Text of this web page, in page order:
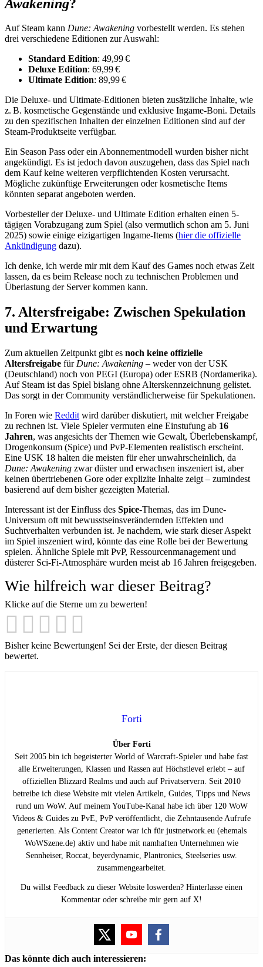
Awakening?
Auf Steam kann Dune: Awakening vorbestellt werden. Es stehen
drei verschiedene Editionen zur Auswahl:​
Standard Edition: 49,99 €
Deluxe Edition: 69,99 €
Ultimate Edition: 89,99 €​
Die Deluxe- und Ultimate-Editionen bieten zusätzliche Inhalte, wie
z. B. kosmetische Gegenstände und exklusive Ingame-Boni. Details
zu den spezifischen Inhalten der einzelnen Editionen sind auf der
Steam-Produktseite verfügbar.​
Ein Season Pass oder ein Abonnementmodell wurden bisher nicht
angekündigt. Es ist jedoch davon auszugehen, dass das Spiel nach
dem Kauf keine weiteren verpflichtenden Kosten verursacht.
Mögliche zukünftige Erweiterungen oder kosmetische Items
könnten separat angeboten werden.​
Vorbesteller der Deluxe- und Ultimate Edition erhalten einen 5-
tägigen Vorabzugang zum Spiel (also vermutlich schon am 5. Juni
2025) sowie einige eizigartigen Ingame-Items (hier die offizielle
Ankündigung dazu).
Ich denke, ich werde mir mit dem Kauf des Games noch etwas Zeit
lassen, da es beim Release noch zu technischen Problemen und
Überlastung der Server kommen kann.
7. Altersfreigabe: Zwischen Spekulation
und Erwartung
Zum aktuellen Zeitpunkt gibt es noch keine offizielle
Altersfreigabe für Dune: Awakening – weder von der USK
(Deutschland) noch von PEGI (Europa) oder ESRB (Nordamerika).
Auf Steam ist das Spiel bislang ohne Alterskennzeichnung gelistet.
Das sorgt in der Community verständlicherweise für Spekulationen.
In Foren wie Reddit wird darüber diskutiert, mit welcher Freigabe
zu rechnen ist. Viele Spieler vermuten eine Einstufung ab 16
Jahren, was angesichts der Themen wie Gewalt, Überlebenskampf,
Drogenkonsum (Spice) und PvP-Elementen realistisch erscheint.
Eine USK 18 halten die meisten für eher unwahrscheinlich, da
Dune: Awakening zwar düster und erwachsen inszeniert ist, aber
keinen übertriebenen Gore oder explizite Inhalte zeigt – zumindest
basierend auf dem bisher gezeigten Material.
Interessant ist der Einfluss des Spice-Themas, das im Dune-
Universum oft mit bewusstseinsverändernden Effekten und
Suchtverhalten verbunden ist. Je nachdem, wie stark dieser Aspekt
im Spiel inszeniert wird, könnte das eine Rolle bei der Bewertung
spielen. Ähnliche Spiele mit PvP, Ressourcenmanagement und
düsterer Sci-Fi-Atmosphäre wurden meist ab 16 Jahren freigegeben.
Wie hilfreich war dieser Beitrag?
Klicke auf die Sterne um zu bewerten!
Bisher keine Bewertungen! Sei der Erste, der diesen Beitrag
bewertet.
Forti
Über Forti
Seit 2005 bin ich begeisterter World of Warcraft-Spieler und habe fast
alle Erweiterungen, Klassen und Rassen auf Höchstlevel erlebt – auf
offiziellen Blizzard Realms und auch auf Privatservern. Seit 2010
betreibe ich diese Website mit vielen Artikeln, Guides, Tipps und News
rund um WoW. Auf meinem YouTube-Kanal habe ich über 120 WoW
Videos & Guides zu PvE, PvP veröffentlicht, die Zehntausende Aufrufe
generierten. Als Content Creator war ich für justnetwork.eu (ehemals
WoWSzene.de) aktiv und habe mit namhaften Unternehmen wie
Sennheiser, Roccat, beyerdynamic, Plantronics, Steelseries usw.
zusammengearbeitet.
Du willst Feedback zu dieser Website loswerden? Hinterlasse einen
Kommentar oder schreibe mir gern auf X!
Das könnte dich auch interessieren: